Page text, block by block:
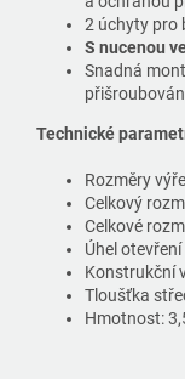
2 úchyty pro
S nucenou
Snadná
Technické
Rozměry
Celkový
Celkové
Úhel otevření
Konstrukční
Tloušťka
Hmotnost: